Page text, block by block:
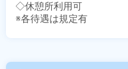
◇休憩所利用可
※各待遇は規定有